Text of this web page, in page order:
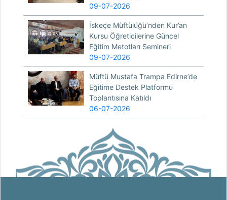
09-07-2026
İskeçe Müftülüğü’nden Kur’an
Kursu Öğreticilerine Güncel
Eğitim Metotları Semineri
09-07-2026
Müftü Mustafa Trampa Edirne’de
Eğitime Destek Platformu
Toplantısına Katıldı
06-07-2026